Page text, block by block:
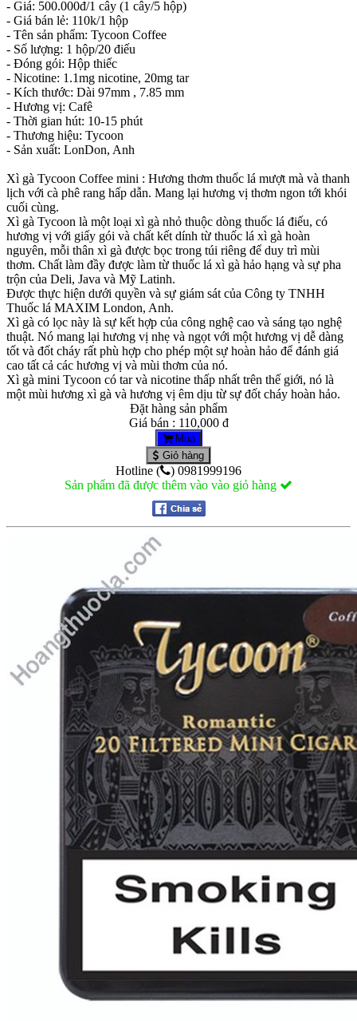
- Giá: 500.000đ/1 cây (1 cây/5 hộp)
- Giá bán lẻ: 110k/1 hộp
- Tên sản phẩm: Tycoon Coffee
- Số lượng: 1 hộp/20 điếu
- Đóng gói: Hộp thiếc
- Nicotine: 1.1mg nicotine, 20mg tar
- Kích thước: Dài 97mm , 7.85 mm
- Hương vị: Cafê
- Thời gian hút: 10-15 phút
- Thương hiệu: Tycoon
- Sản xuất: LonDon, Anh
Xì gà Tycoon Coffee mini : Hương thơm thuốc lá mượt mà và thanh
lịch với cà phê rang hấp dẫn. Mang lại hương vị thơm ngon tới khói
cuối cùng.
Xì gà Tycoon là một loại xì gà nhỏ thuộc dòng thuốc lá điếu, có
hương vị với giấy gói và chất kết dính từ thuốc lá xì gà hoàn
nguyên, mỗi thân xì gà được bọc trong túi riêng để duy trì mùi
thơm. Chất làm đầy được làm từ thuốc lá xì gà hảo hạng và sự pha
trộn của Deli, Java và Mỹ Latinh.
Được thực hiện dưới quyền và sự giám sát của Công ty TNHH
Thuốc lá MAXIM London, Anh.
Xì gà có lọc này là sự kết hợp của công nghệ cao và sáng tạo nghệ
thuật. Nó mang lại hương vị nhẹ và ngọt với một hương vị dễ dàng
tốt và đốt cháy rất phù hợp cho phép một sự hoàn hảo để đánh giá
cao tất cả các hương vị và mùi thơm của nó.
Xì gà mini Tycoon có tar và nicotine thấp nhất trên thế giới, nó là
một mùi hương xì gà và hương vị êm dịu từ sự đốt cháy hoàn hảo.
Đặt hàng sản phẩm
Giá bán : 110,000 đ
Mua
Giỏ hàng
Hotline (
) 0981999196
Sản phẩm đã được thêm vào vào giỏ hàng